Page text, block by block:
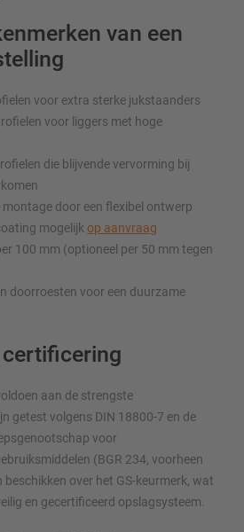
van een
voor extra sterke jukstaanders
voor liggers met hoge
die blijvende vervorming bij
door een flexibel ontwerp
mogelijk op aanvraag
100 mm (optioneel per 50 mm tegen
doorroesten voor een duurzame
aan de strengste
getest volgens DIN 18800-7 en de
voor
(BGR 234, voorheen
over het GS-keurmerk, wat
en gecertificeerd opslagsysteem.